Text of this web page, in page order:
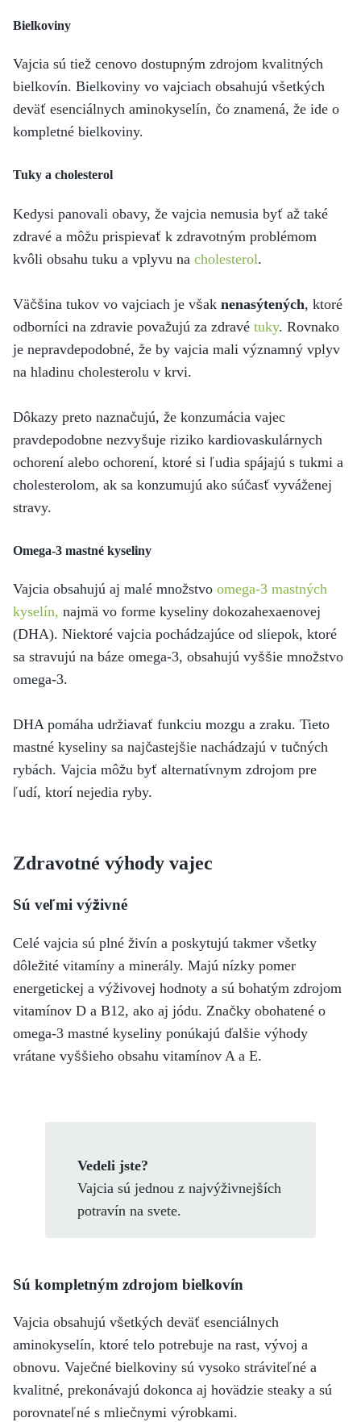
Bielkoviny
Vajcia sú tiež cenovo dostupným zdrojom kvalitných
bielkovín. Bielkoviny vo vajciach obsahujú všetkých
deväť esenciálnych aminokyselín, čo znamená, že ide o
kompletné bielkoviny.
Tuky a cholesterol
Kedysi panovali obavy, že vajcia nemusia byť až také
zdravé a môžu prispievať k zdravotným problémom
kvôli obsahu tuku a vplyvu na cholesterol.
Väčšina tukov vo vajciach je však nenasýtených, ktoré
odborníci na zdravie považujú za zdravé tuky. Rovnako
je nepravdepodobné, že by vajcia mali významný vplyv
na hladinu cholesterolu v krvi.
Dôkazy preto naznačujú, že konzumácia vajec
pravdepodobne nezvyšuje riziko kardiovaskulárnych
ochorení alebo ochorení, ktoré si ľudia spájajú s tukmi a
cholesterolom, ak sa konzumujú ako súčasť vyváženej
stravy.
Omega-3 mastné kyseliny
Vajcia obsahujú aj malé množstvo omega-3 mastných
kyselín, najmä vo forme kyseliny dokozahexaenovej
(DHA). Niektoré vajcia pochádzajúce od sliepok, ktoré
sa stravujú na báze omega-3, obsahujú vyššie množstvo
omega-3.
DHA pomáha udržiavať funkciu mozgu a zraku. Tieto
mastné kyseliny sa najčastejšie nachádzajú v tučných
rybách. Vajcia môžu byť alternatívnym zdrojom pre
ľudí, ktorí nejedia ryby.
Zdravotné výhody vajec
Sú veľmi výživné
Celé vajcia sú plné živín a poskytujú takmer všetky
dôležité vitamíny a minerály. Majú nízky pomer
energetickej a výživovej hodnoty a sú bohatým zdrojom
vitamínov D a B12, ako aj jódu. Značky obohatené o
omega-3 mastné kyseliny ponúkajú ďalšie výhody
vrátane vyššieho obsahu vitamínov A a E.
Vedeli jste?
Vajcia sú jednou z najvýživnejších
potravín na svete.
Sú kompletným zdrojom bielkovín
Vajcia obsahujú všetkých deväť esenciálnych
aminokyselín, ktoré telo potrebuje na rast, vývoj a
obnovu. Vaječné bielkoviny sú vysoko stráviteľné a
kvalitné, prekonávajú dokonca aj hovädzie steaky a sú
porovnateľné s mliečnymi výrobkami.